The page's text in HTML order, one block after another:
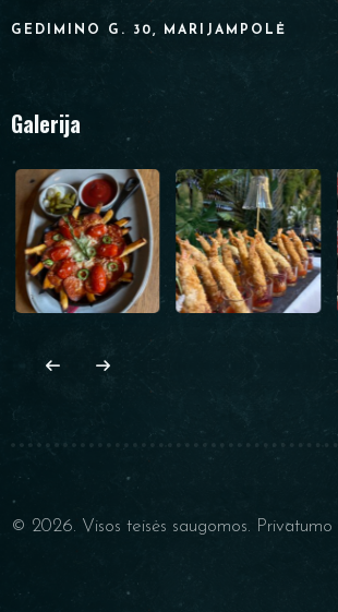
GEDIMINO G. 30, MARIJAMPOLĖ
Galerija
© 2026. Visos teisės saugomos. Privatumo